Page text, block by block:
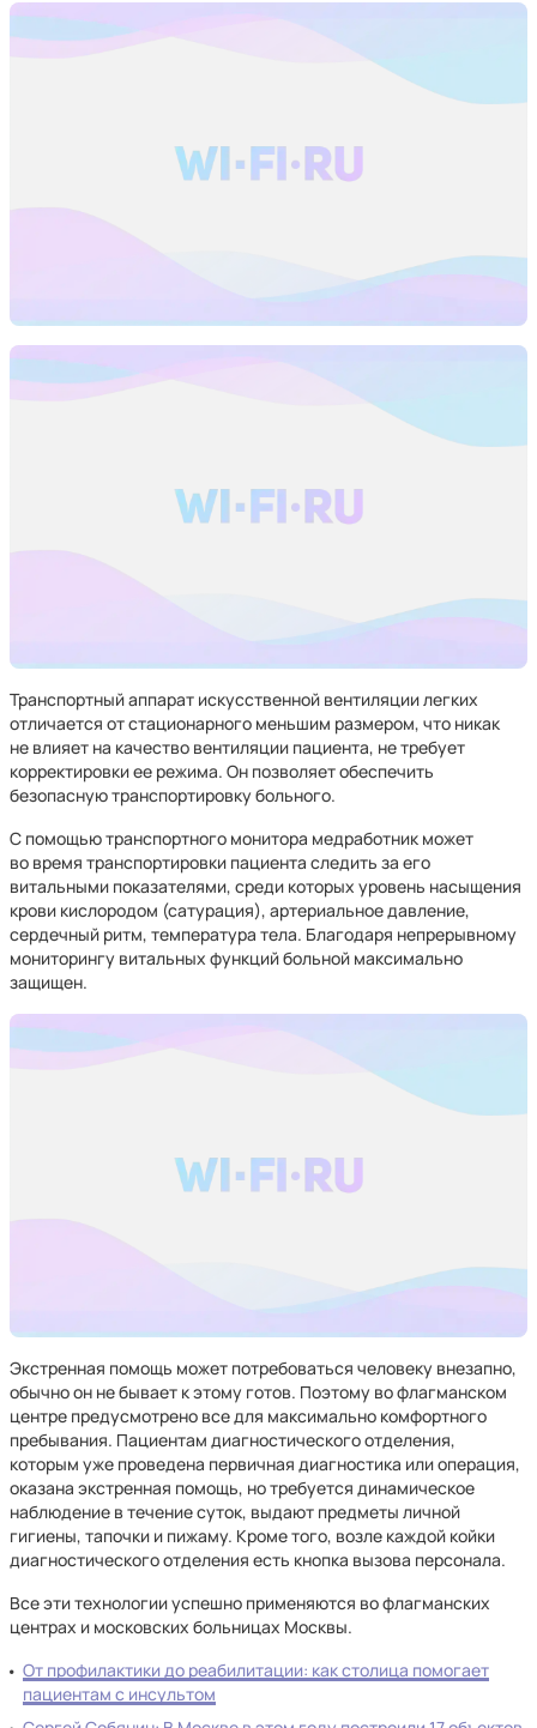
Транспортный аппарат искусственной вентиляции легких
отличается от стационарного меньшим размером, что никак
не влияет на качество вентиляции пациента, не требует
корректировки ее режима. Он позволяет обеспечить
безопасную транспортировку больного.
С помощью транспортного монитора медработник может
во время транспортировки пациента следить за его
витальными показателями, среди которых уровень насыщения
крови кислородом (сатурация), артериальное давление,
сердечный ритм, температура тела. Благодаря непрерывному
мониторингу витальных функций больной максимально
защищен.
Экстренная помощь может потребоваться человеку внезапно,
обычно он не бывает к этому готов. Поэтому во флагманском
центре предусмотрено все для максимально комфортного
пребывания. Пациентам диагностического отделения,
которым уже проведена первичная диагностика или операция,
оказана экстренная помощь, но требуется динамическое
наблюдение в течение суток, выдают предметы личной
гигиены, тапочки и пижаму. Кроме того, возле каждой койки
диагностического отделения есть кнопка вызова персонала.
Все эти технологии успешно применяются во флагманских
центрах и московских больницах Москвы.
От профилактики до реабилитации: как столица помогает
пациентам с инсультом